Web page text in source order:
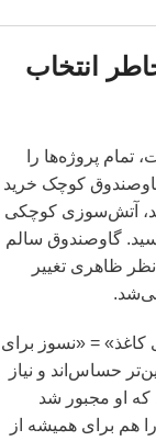
انتخاب
پروژه‌ها را
کوچک خرید
آتش‌سوزی کوچکی
گاوصندوق سالم
ظاهری تغییر
کاغذ» = «نسوز برای
حساس‌اند و نیاز
او مجبور شد
هم برای همیشه از